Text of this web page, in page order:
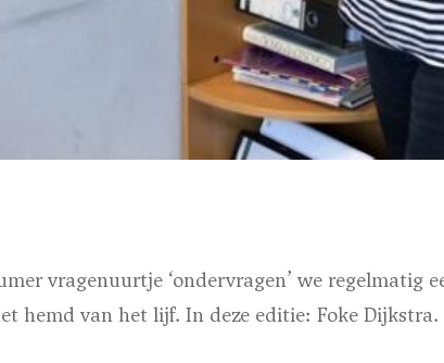
vragenuurtje ‘ondervragen’ we regelmatig
hemd van het lijf. In deze editie: Foke Dijkstra.